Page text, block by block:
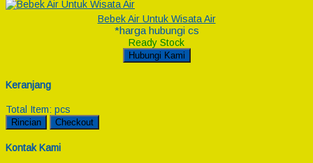
Bebek Air Untuk Wisata Air
*harga hubungi cs
Ready Stock
Hubungi Kami
Keranjang
Total Item: pcs
Rincian Checkout
Kontak Kami